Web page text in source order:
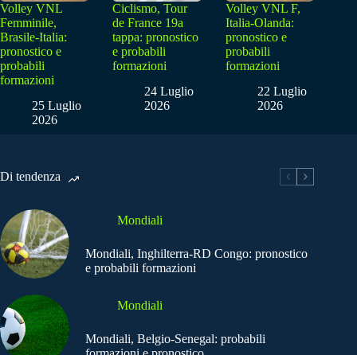
Volley VNL
Femminile,
Brasile-Italia:
pronostico e
probabili
formazioni
25 Luglio
2026
Ciclismo, Tour
de France 19a
tappa: pronostico
e probabili
formazioni
24 Luglio
2026
Volley VNL F,
Italia-Olanda:
pronostico e
probabili
formazioni
22 Luglio
2026
Di tendenza
Mondiali
Mondiali, Inghilterra-RD Congo: pronostico
e probabili formazioni
Mondiali
Mondiali, Belgio-Senegal: probabili